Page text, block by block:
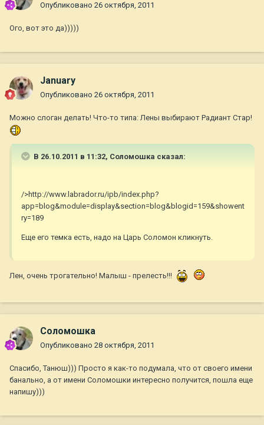
Опубликовано 26 октября, 2011
Ого, вот это да)))))
January
Опубликовано 26 октября, 2011
Можно слоган делать! Что-то типа: Лены выбирают Радиант Стар!
В 26.10.2011 в 11:32, Соломошка сказал:
/>http://www.labrador.ru/ipb/index.php?
app=blog&module=display&section=blog&blogid=159&showent
ry=189
Еще его темка есть, надо на Царь Соломон кликнуть.
Лен, очень трогательно! Малыш - прелесть!!!
Соломошка
Опубликовано 28 октября, 2011
Спасибо, Танюш))) Просто я как-то подумала, что от своего имени
банально, а от имени Соломошки интересно получится, пошла еще
напишу)))